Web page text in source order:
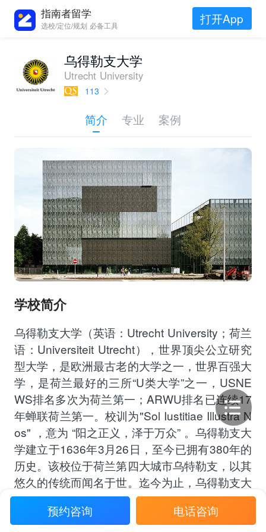
指南者留学
选校/定位/规划 必备工具 打开App
乌得勒支大学
Utrecht University
113
简介 专业 案例
学校简介
乌得勒支大学（英语：Utrecht University；荷兰
语：Universiteit Utrecht），世界顶尖公立研究
型大学，是欧洲最古老的大学之一，世界百强大
学，是荷兰最好的三所“U类大学”之一，USNE
WS排名多次为荷兰第一；ARWU排名已连续17
年蝉联荷兰第一。校训为"Sol Iustitiae Illustra N
os" ，意为 “阳之正义，泽于万众” 。乌得勒支大
学建立于1636年3月26日，至今已拥有380年的
历史。该校位于荷兰第四大城市乌特勒支，以其
悠久的传统而闻名于世。迄今为止，乌得勒支大
学共培养出12位诺贝尔奖获得者以及15位斯宾
诺莎奖获得者。乌得勒支大学拥有超过3万学
预约咨询 电话咨询